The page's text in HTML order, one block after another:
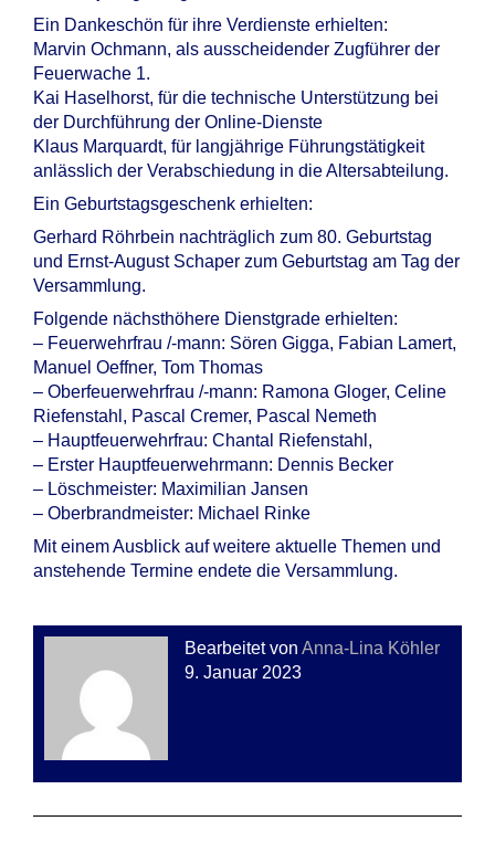
Ein Dankeschön für ihre Verdienste erhielten:
Marvin Ochmann, als ausscheidender Zugführer der
Feuerwache 1.
Kai Haselhorst, für die technische Unterstützung bei
der Durchführung der Online-Dienste
Klaus Marquardt, für langjährige Führungstätigkeit
anlässlich der Verabschiedung in die Altersabteilung.
Ein Geburtstagsgeschenk erhielten:
Gerhard Röhrbein nachträglich zum 80. Geburtstag
und Ernst-August Schaper zum Geburtstag am Tag der
Versammlung.
Folgende nächsthöhere Dienstgrade erhielten:
– Feuerwehrfrau /-mann: Sören Gigga, Fabian Lamert,
Manuel Oeffner, Tom Thomas
– Oberfeuerwehrfrau /-mann: Ramona Gloger, Celine
Riefenstahl, Pascal Cremer, Pascal Nemeth
– Hauptfeuerwehrfrau: Chantal Riefenstahl,
– Erster Hauptfeuerwehrmann: Dennis Becker
– Löschmeister: Maximilian Jansen
– Oberbrandmeister: Michael Rinke
Mit einem Ausblick auf weitere aktuelle Themen und
anstehende Termine endete die Versammlung.
Bearbeitet von Anna-Lina Köhler
9. Januar 2023